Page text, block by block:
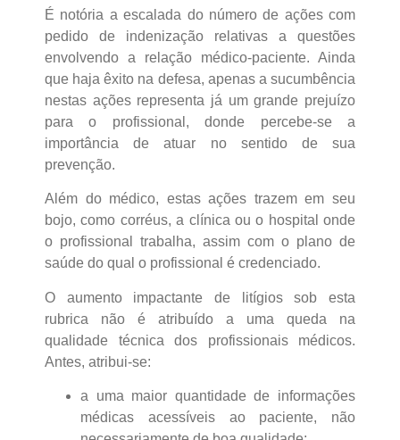
É notória a escalada do número de ações com
pedido de indenização relativas a questões
envolvendo a relação médico-paciente. Ainda
que haja êxito na defesa, apenas a sucumbência
nestas ações representa já um grande prejuízo
para o profissional, donde percebe-se a
importância de atuar no sentido de sua
prevenção.
Além do médico, estas ações trazem em seu
bojo, como corréus, a clínica ou o hospital onde
o profissional trabalha, assim com o plano de
saúde do qual o profissional é credenciado.
O aumento impactante de litígios sob esta
rubrica não é atribuído a uma queda na
qualidade técnica dos profissionais médicos.
Antes, atribui-se:
a uma maior quantidade de informações
médicas acessíveis ao paciente, não